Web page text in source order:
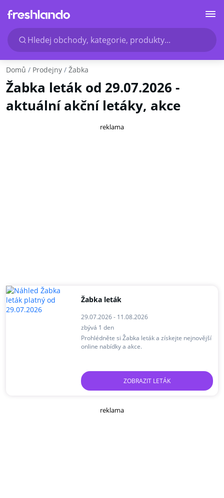
Hledej obchody, kategorie, produkty...
Domů Prodejny Žabka
Žabka leták od 29.07.2026 -
aktuální akční letáky, akce
reklama
Žabka leták
29.07.2026 - 11.08.2026
zbývá 1 den
Prohlédněte si Žabka leták a získejte nejnovější
online nabídky a akce.
ZOBRAZIT LETÁK
reklama